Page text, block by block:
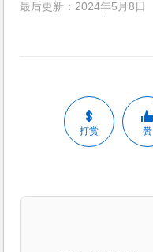
最后更新：2024年5月8日
打赏 赞